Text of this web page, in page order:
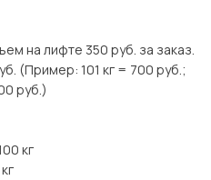
на лифте 350 руб. за заказ.
(Пример: 101 кг = 700 руб.;
руб.)
кг